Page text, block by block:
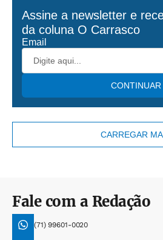
Assine a newsletter e
da coluna O Carrasco
Email
CONTINUAR
CARREGAR
Fale com a Redação
(71) 99601-0020